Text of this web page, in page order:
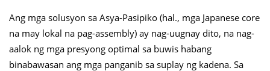
Ang mga solusyon sa Asya-Pasipiko (hal., mga Japanese core
na may lokal na pag-assembly) ay nag-uugnay dito, na nag-
aalok ng mga presyong optimal sa buwis habang
binabawasan ang mga panganib sa suplay ng kadena. Sa